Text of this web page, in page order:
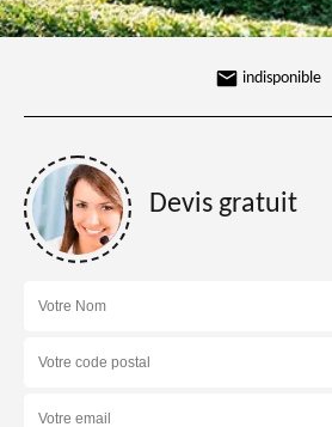
indisponible
Devis gratuit